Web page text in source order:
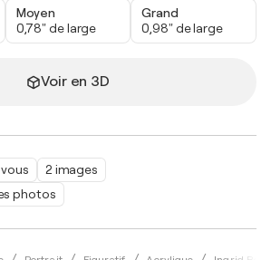
2 images
photos
Moyen
0,78" de large
Grand
0,98" de large
Voir en 3D